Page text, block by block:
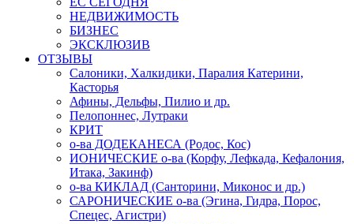
НЕДВИЖИМОСТЬ
БИЗНЕС
ЭКСКЛЮЗИВ
ОТЗЫВЫ
Салоники, Халкидики, Паралия Катерини,
Касторья
Афины, Дельфы, Пилио и др.
Пелопоннес, Лутраки
КРИТ
о-ва ДОДЕКАНЕСА (Родос, Кос)
ИОНИЧЕСКИЕ о-ва (Корфу, Лефкада, Кефалония,
Итака, Закинф)
о-ва КИКЛАД (Санторини, Миконос и др.)
САРОНИЧЕСКИЕ о-ва (Эгина, Гидра, Порос,
Спецес, Агистри)